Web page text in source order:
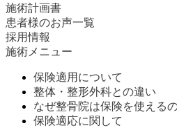
施術計画書
患者様のお声一覧
採用情報
施術メニュー
保険適用について
整体・整形外科との違い
なぜ整骨院は保険を使える
保険適応に関して